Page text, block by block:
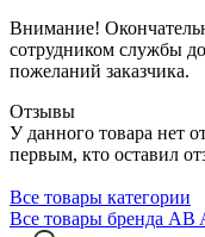
Внимание!
сотрудником службы
пожеланий заказчика.
Отзывы
У данного товара нет
первым, кто оставил
Все товары категории
Все товары бренда AB